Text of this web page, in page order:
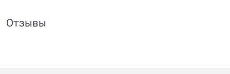
Отзывы